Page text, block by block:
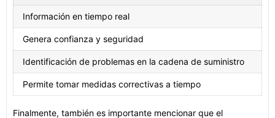
Información en tiempo real
Genera confianza y seguridad
Identificación de problemas en la cadena de suministro
Permite tomar medidas correctivas a tiempo
Finalmente, también es importante mencionar que el